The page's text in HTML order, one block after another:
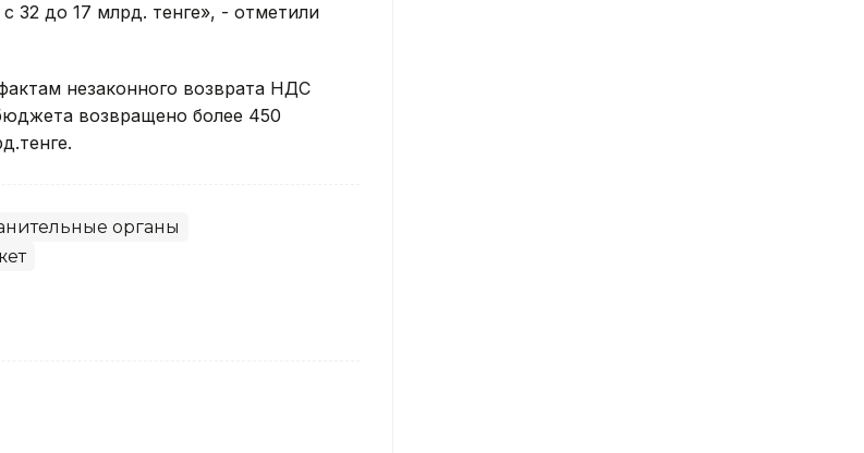
32 до 17 млрд. тенге», - отметили
незаконного возврата НДС
возвращено более 450
органы